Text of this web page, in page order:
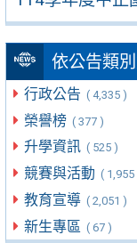
依公告類
行政公告 ( 4,335 )
榮譽榜 ( 377 )
升學資訊 ( 525 )
競賽與活動 ( 1,955
教育宣導 ( 2,051 )
新生專區 ( 67 )